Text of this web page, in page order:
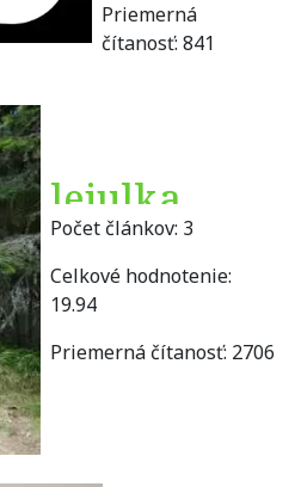
Priemerná
čítanosť:841
lejulka
Počet článkov: 3
Celkové hodnotenie:
19.94
Priemerná čítanosť: 2706